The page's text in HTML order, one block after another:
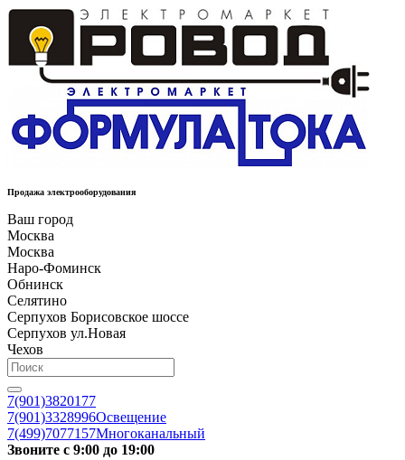
Продажа электрооборудования
Ваш город
Москва
Москва
Наро-Фоминск
Обнинск
Селятино
Серпухов Борисовское шоссе
Серпухов ул.Новая
Чехов
7(901)3820177
7(901)3328996Освещение
7(499)7077157Многоканальный
Звоните с 9:00 до 19:00